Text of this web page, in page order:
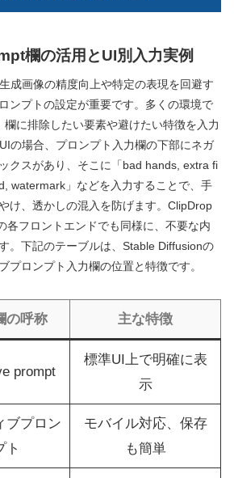
欄の活用とUI別入力実例
成画像の精度向上や特定の表現を回避す
ンプトの設定が重要です。多くの環境で
に排除したい要素や避けたい特徴を入力
の場合、プロンプト入力欄の下部にネガ
クスがあり、そこに「bad hands, extra fi
watermark」などを入力することで、手
け、透かしの混入を防げます。ClipDrop
各フロントエンドでも同様に、不要な内
。下記のテーブルは、Stable Diffusionの
プロンプト入力欄の位置と特徴です。
の呼称 主な特徴
prompt
標準UI上で明確に表
示
ブプロン
ト
モバイル対応、保存
も簡単